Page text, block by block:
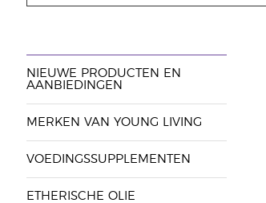
NIEUWE PRODUCTEN EN
AANBIEDINGEN
MERKEN VAN YOUNG LIVING
VOEDINGSSUPPLEMENTEN
ETHERISCHE OLIE